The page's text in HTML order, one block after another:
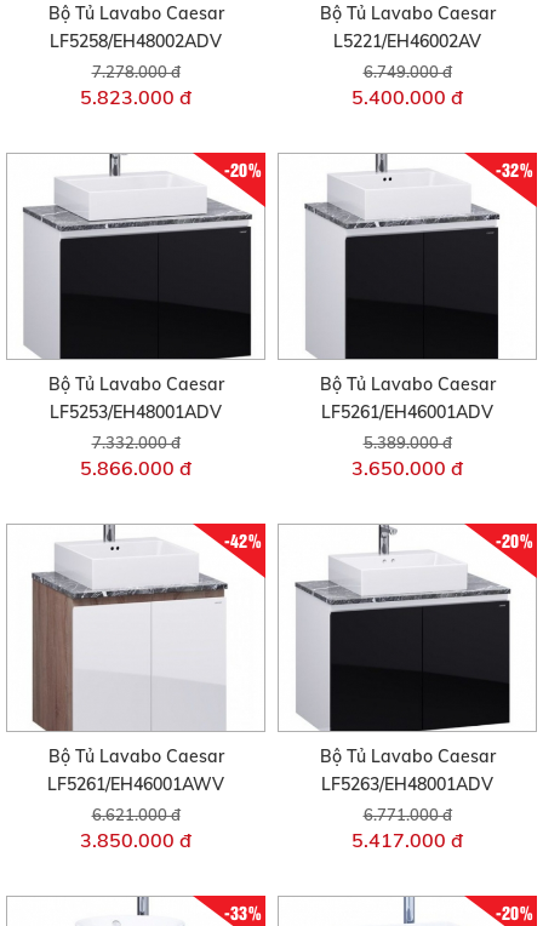
Bộ Tủ Lavabo Caesar
LF5258/EH48002ADV
7.278.000 đ
5.823.000 đ
Bộ Tủ Lavabo Caesar
L5221/EH46002AV
6.749.000 đ
5.400.000 đ
-20%
Bộ Tủ Lavabo Caesar
LF5253/EH48001ADV
7.332.000 đ
5.866.000 đ
-32%
Bộ Tủ Lavabo Caesar
LF5261/EH46001ADV
5.389.000 đ
3.650.000 đ
-42%
Bộ Tủ Lavabo Caesar
LF5261/EH46001AWV
6.621.000 đ
3.850.000 đ
-20%
Bộ Tủ Lavabo Caesar
LF5263/EH48001ADV
6.771.000 đ
5.417.000 đ
-33% -20%